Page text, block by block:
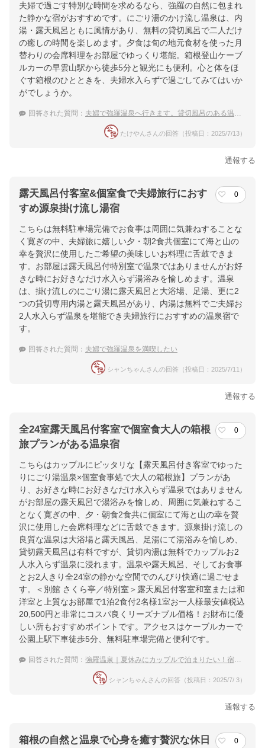
夫婦で過ごす特別な時間を求めるなら、強羅の自然に包まれ
た静かな宿がおすすめです。にごり湯のかけ流し温泉は、内
湯・露天風呂ともに風情があり、無料の貸切風呂で二人だけ
の癒しの時間を楽しめます。夕食は旬の地元食材を使った月
替わりの会席料理をお部屋でゆっくり堪能。箱根登山ケーブ
ルカーの早雲山駅から徒歩5分と観光にも便利。心と体をほ
ぐす箱根のひとときを、夫婦水入らずで過ごしてみてはいか
がでしょうか。
回答された質問： 夫婦で強羅温泉へ行きます。貸切風呂のある温泉宿を教えて下さい。
たけやんさんの回答（投稿日：2025/7/13）
通報する
露天風呂付客室&個室食で夫婦旅行におす
すめ源泉掛け流し湯宿
0
こちらは無料駐車場完備でお食事は周囲に気兼ねすることな
く寛ぎの中、夫婦旅に嬉しい夕・朝2食共個室にて海と山の
幸を贅沢に使用したご希望の美味しいお料理に舌鼓できま
す。お部屋は露天風呂付特別室で温泉ではありませんがお好
きな時にお好きなだけ水入らず湯浴みを愉しめます。温泉
は、掛け流しのにごり湯に露天風呂と大浴場、足湯、更に2
つの貸切専用内湯と露天風呂があり、内湯は無料でご夫婦お
2人水入らず温泉を堪能でき夫婦旅行におすすめの温泉宿で
す。
回答された質問： 夫婦で強羅温泉を満喫したい
シャンちゃんさんの回答（投稿日：2025/7/11）
通報する
全24室露天風呂付客室で個室食大人の箱根
旅プランがある温泉宿
0
こちらはカップルにピッタリな【露天風呂付き客室でゆった
りにごり湯温泉×個室食事処で大人の箱根旅】プランがあ
り、お好きな時にお好きなだけ水入らず温泉ではありません
がお部屋の露天風呂で湯浴みを愉しめ、周囲に気兼ねするこ
となく寛ぎの中、夕・朝食2食共に個室にて海と山の幸を贅
沢に使用した会席料理などに舌鼓できます。源泉掛け流しの
良質な温泉は大浴場と露天風呂、足湯にて湯浴みを愉しめ、
貸切露天風呂は有料ですが、貸切内湯は無料でカップルお2
人水入らず温泉に浸れます。温泉や露天風呂、そしてお食事
とお2人きり全24室の静かな空間でのんびり快適に過ごせま
す。＜別館 さくら亭／特別室＞露天風呂付客室和室または和
洋室と上質なお部屋で1泊2食付2名様1室お一人様最安値税込
20,500円と非常にコスパ良くリーズナブル価格！お財布に優
しい所もおすすめポイントです。アクセスはケーブルカーで
公園上駅下車徒歩5分、無料駐車場完備と便利です。
回答された質問： 強羅温泉｜夏休みにカップルで泊まりたい！宿のおすすめは？
シャンちゃんさんの回答（投稿日：2025/7/ 3）
通報する
箱根の自然と温泉で心身を癒す贅沢な休日 0